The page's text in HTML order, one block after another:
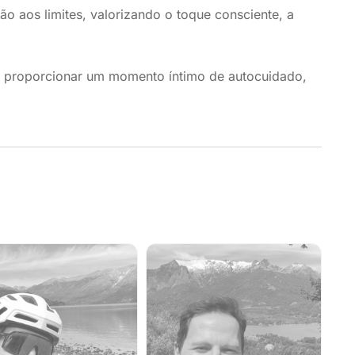
aos limites, valorizando o toque consciente, a
um momento íntimo de autocuidado,